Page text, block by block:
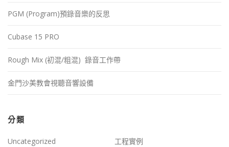
PGM (Program)預錄音樂的反思
Cubase 15 PRO
Rough Mix (初混/粗混) 錄音工作帶
金門沙美教會視聽音響設備
分類
Uncategorized
工程實例